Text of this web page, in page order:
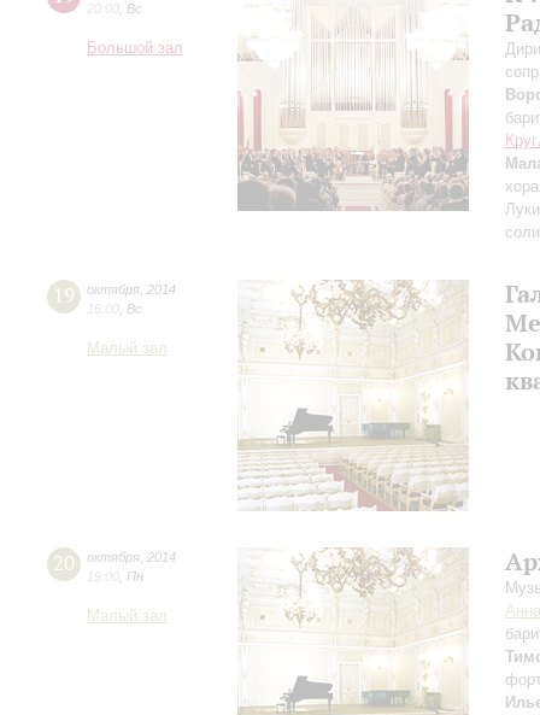
20:00 Вс
Большой зал
19 октября 2014
16:00 Вс
Малый зал
20 октября 2014
19:00 Пн
Малый зал